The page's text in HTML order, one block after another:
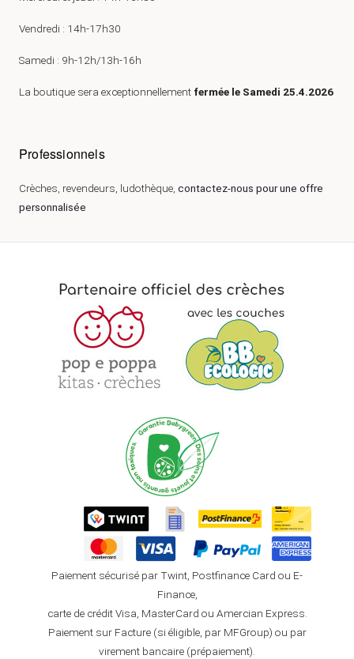
Vendredi : 14h-17h30
Samedi : 9h-12h/13h-16h
La boutique sera exceptionnellement fermée le Samedi 25.4.2026
Professionnels
Crèches, revendeurs, ludothèque, contactez-nous pour une offre
personnalisée
Paiement sécurisé par Twint, Postfinance Card ou E-
Finance,
carte de crédit Visa, MasterCard ou Amercian Express.
Paiement sur Facture (si éligible, par MFGroup) ou par
virement bancaire (prépaiement).